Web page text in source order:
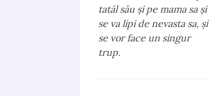
tatăl său şi pe mama sa şi
se va lipi de nevasta sa, şi
se vor face un singur
trup.